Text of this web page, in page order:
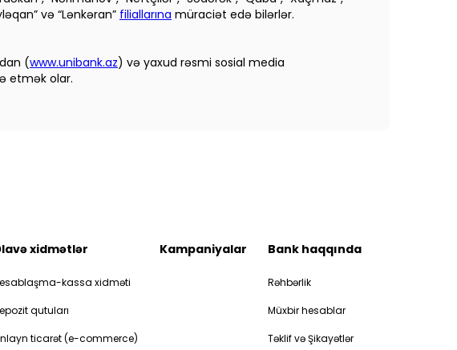
və “Lənkəran” filiallarına müraciət edə bilərlər.
(www.unibank.az) və yaxud rəsmi sosial media
etmək olar.
xidmətlər
kassa xidməti
qutuları
ticarət (e-commerce)
Kampaniyalar Bank haqqında
Rəhbərlik
Müxbir hesablar
Təklif və Şikayətlər